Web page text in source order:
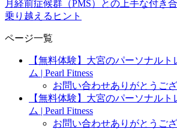
月経前症候群（PMS）との上手な付き
乗り越えるヒント
ページ一覧
【無料体験】大宮のパーソナルト
ム | Pearl Fitness
お問い合わせありがとうござ
【無料体験】大宮のパーソナルト
ム | Pearl Fitness
お問い合わせありがとうござ